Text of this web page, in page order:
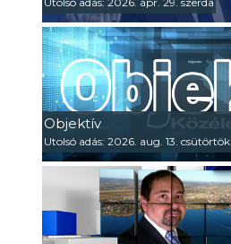
Objektív
Utolsó adás: 2026. aug. 13. csütörtök